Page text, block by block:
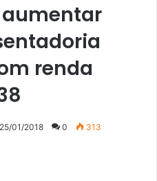
aumentar
renda
01/2018 0 313